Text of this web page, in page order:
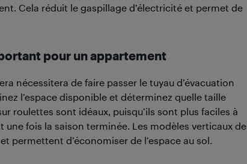
Cela réduit le gaspillage d’électricité et permet de
pour un appartement
nécessitera de faire passer le tuyau d’évacuation
l’espace disponible et déterminez quelle taille
roulettes sont idéaux, puisqu’ils sont plus faciles à
fois la saison terminée. Les modèles verticaux de
permettent d’économiser de l’espace au sol.